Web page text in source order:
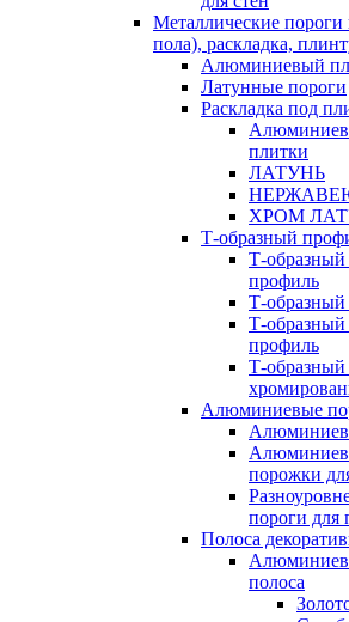
Металлические
пола), раскладка,
Алюминиевый
Латунные пороги
Раскладка под
плитки
ЛАТУНЬ
ХРОМ
Т-образный
Т-
профиль
Т-
Т-
профиль
Т-
Алюминиевые
порожки
пороги для
Полоса
полоса